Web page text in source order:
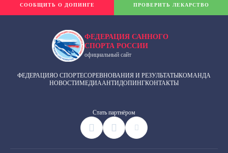
ФЕДЕРАЦИЯ САННОГО
СПОРТА РОССИИ
официальный сайт
ФЕДЕРАЦИЯО СПОРТЕСОРЕВНОВАНИЯ И РЕЗУЛЬТАТЫКОМАНДА
НОВОСТИМЕДИААНТИДОПИНГКОНТАКТЫ
Cтать партнёром
СООБЩИТЬ О ДОПИНГЕ ПРОВЕРИТЬ ЛЕКАРСТВО